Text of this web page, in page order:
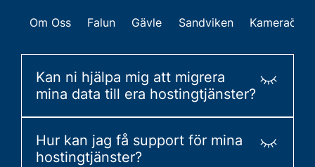
Om Oss Falun Gävle Sandviken
Kan ni hjälpa mig att migrera
mina data till era hostingtjänster?
att säkerställa en smidig övergång till våra
hostingtjänster.
Hur kan jag få support för mina
hostingtjänster?